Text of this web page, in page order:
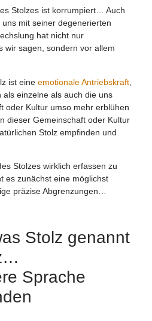
Stolzes ist korrumpiert… Auch
mit seiner degenerierten
hat nicht nur
wir sagen, sondern vor allem
ist eineemotionale Antriebskraft
einzelne als auch die uns
oder Kultur umso mehr erblühen
dieser Gemeinschaft oder Kultur
Stolz empfinden und
Stolzes wirklich erfassen zu
es zunächst eine möglichst
präzise Abgrenzungen…
Stolz genannt
Sprache